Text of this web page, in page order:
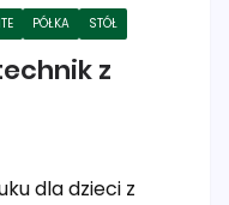
PÓŁKA STÓŁ
z
dla dzieci z